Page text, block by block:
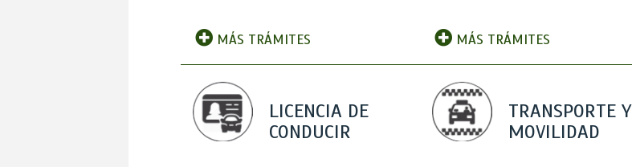
MÁS TRÁMITES MÁS TRÁMITES
LICENCIA DE
CONDUCIR
TRANSPORTE Y
MOVILIDAD